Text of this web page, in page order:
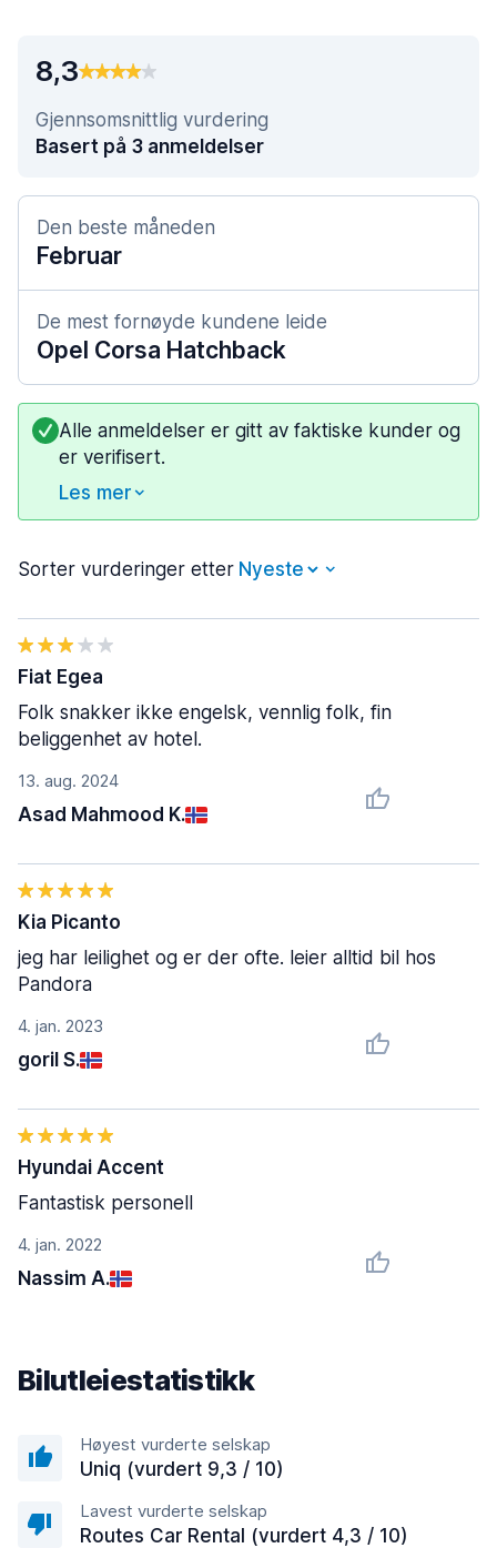
8,3
Gjennsomsnittlig vurdering
Basert på 3 anmeldelser
Den beste måneden
Februar
De mest fornøyde kundene leide
Opel Corsa Hatchback
Alle anmeldelser er gitt av faktiske kunder og
er verifisert.
Les mer
Sorter vurderinger etter
13. aug. 2024
Asad Mahmood K.
Fiat Egea
Folk snakker ikke engelsk, vennlig folk, fin
beliggenhet av hotel.
4. jan. 2023
goril S.
Kia Picanto
jeg har leilighet og er der ofte. leier alltid bil hos
Pandora
4. jan. 2022
Nassim A.
Hyundai Accent
Fantastisk personell
Bilutleiestatistikk
Høyest vurderte selskap
Uniq (vurdert 9,3 / 10)
Lavest vurderte selskap
Routes Car Rental (vurdert 4,3 / 10)